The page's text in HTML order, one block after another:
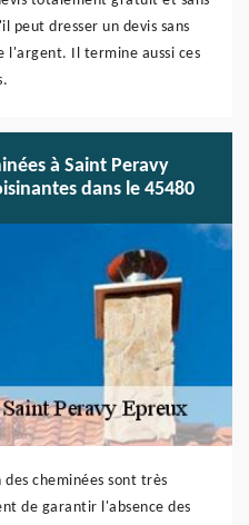
peut dresser un devis sans
l'argent. Il termine aussi ces
à Saint Peravy
dans le 45480
cheminées sont très
de garantir l'absence des